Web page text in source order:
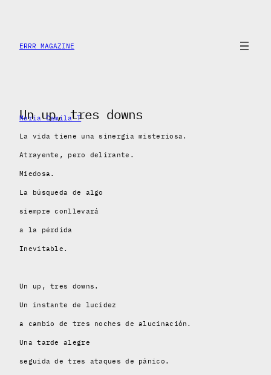
content
ERRR MAGAZINE
Un up, tres downs
Maria Camila T
La vida tiene una sinergia misteriosa.
Atrayente, pero delirante.
Miedosa.
La búsqueda de algo
siempre conllevará
a la pérdida
Inevitable.
Un up, tres downs.
Un instante de lucidez
a cambio de tres noches de alucinación.
Una tarde alegre
seguida de tres ataques de pánico.